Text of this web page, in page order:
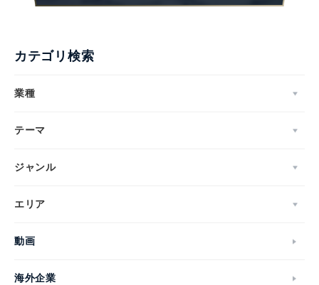
カテゴリ検索
業種
テーマ
ジャンル
エリア
動画
海外企業